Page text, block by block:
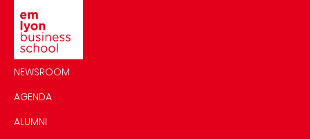
NEWSROOM
AGENDA
ALUMNI